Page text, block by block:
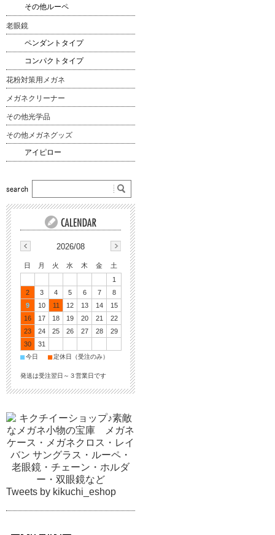
その他ルーペ
老眼鏡
ペンダントタイプ
コンパクトタイプ
花粉対策用メガネ
メガネクリーナー
その他光学品
その他メガネグッズ
アイピロー
2026/08
日 月 火 水 木 金
土
1
2
3 4 5 6 7
8
9
10 11 12 13 14
15
16
17 18 19 20 21
22
23
24 25 26 27 28
29
30
31
■今日 ■定休日（受注のみ）
発送は受注翌日～３営業日です
Tweets by kikuchi_eshop